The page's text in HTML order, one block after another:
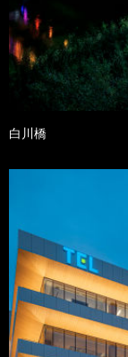
白川橋